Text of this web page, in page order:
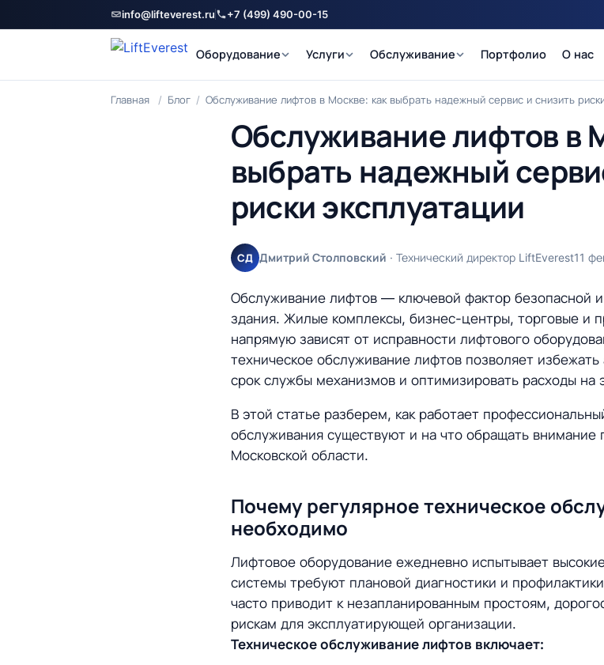
info@lifteverest.ru +7 (499) 490-00-15
Оборудование Услуги Обслуживание Портфолио О нас
Главная / Блог / Обслуживание лифтов в Москве: как выбрать надежный сервис и снизить
Обслуживание лифтов в
выбрать надежный
риски эксплуатации
СД Дмитрий Столповский · Технический директор LiftEverest11
Обслуживание лифтов — ключевой фактор безопасной
здания. Жилые комплексы, бизнес-центры, торговые и
напрямую зависят от исправности лифтового
техническое обслуживание лифтов позволяет
срок службы механизмов и оптимизировать расходы на
В этой статье разберем, как работает
обслуживания существуют и на что обращать внимание
Московской области.
Почему регулярное техническое
необходимо
Лифтовое оборудование ежедневно испытывает
системы требуют плановой диагностики и
часто приводит к незапланированным простоям,
рискам для эксплуатирующей организации.
Техническое обслуживание лифтов включает: